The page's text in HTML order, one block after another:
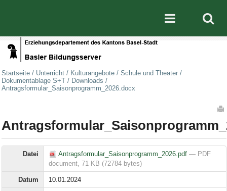
Mobile
Startseite / Unterricht / Kulturangebote / Schule und Theater /
Dokumentablage S+T / Downloads /
Antragsformular_Saisonprogramm_2026.docx
Datei Antragsformular_Saisonprogramm_2026.pdf— PDF
document, 71 KB (72784 bytes)
Datum 10.01.2024